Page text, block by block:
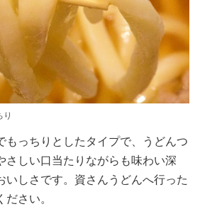
り
もっちりとしたタイプで、うどんつ
さしい口当たりながらも味わい深
いしさです。資さんうどんへ行った
さい。